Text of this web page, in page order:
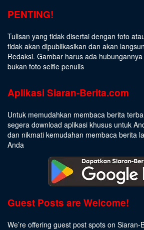
PENTING!
Tulisan yang tidak disertai dengan foto
tidak akan dipublikasikan dan akan
Redaksi. Gambar harus ada
bukan foto selfie penulis
Aplikasi Siaran-Berita.com
Untuk memudahkan membaca berita
segera download aplikasi khusus untuk
dan nikmati kemudahan membaca berita
Anda
Guest Posts are Welcome!
We’re offering guest post spots on Siaran-